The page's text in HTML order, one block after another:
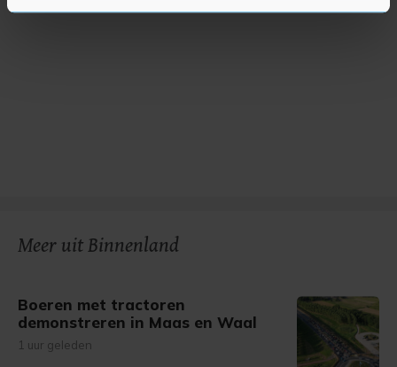
U kunt uw toestemming op elk moment wijzigen of
Meer uit Binnenland
Boeren met tractoren
demonstreren in Maas en Waal
1 uur geleden